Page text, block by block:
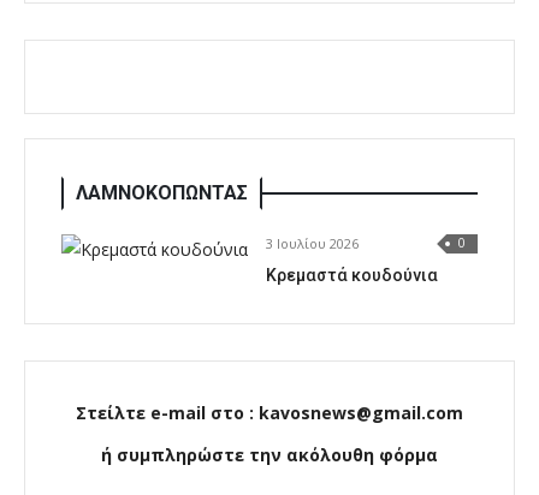
ΛΑΜΝΟΚΟΠΩΝΤΑΣ
3 Ιουλίου 2026 0
Κρεμαστά κουδούνια
Στείλτε e-mail στο : kavosnews@gmail.com
ή συμπληρώστε την ακόλουθη φόρμα